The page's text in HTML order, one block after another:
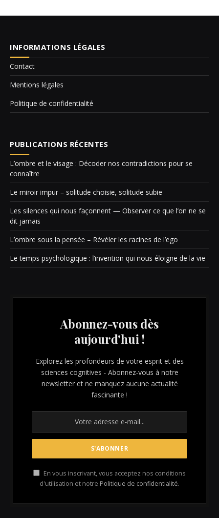
INFORMATIONS LÉGALES
Contact
Mentions légales
Politique de confidentialité
PUBLICATIONS RÉCENTES
L’ombre et le visage : Décoder nos contradictions pour se
connaître
Le miroir impur – solitude choisie, solitude subie
Les silences qui nous façonnent — Observer ce que l’on ne se
dit jamais
L’ombre sous la pensée – Révéler les racines de l’ego
Le temps psychologique : l’invention qui nous éloigne de la vie
Abonnez-vous dès
aujourd'hui !
Explorez les profondeurs de votre esprit et des
sciences cognitives - Abonnez-vous à notre
newsletter et ne manquez aucune actualité
fascinante !
En vous inscrivant, vous acceptez nos conditions
d'utilisation et notre Politique de confidentialité.